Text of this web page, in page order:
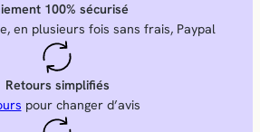
100% sécurisé
en plusieurs fois sans frais, Paypal
Retours simplifiés
pour changer d’avis